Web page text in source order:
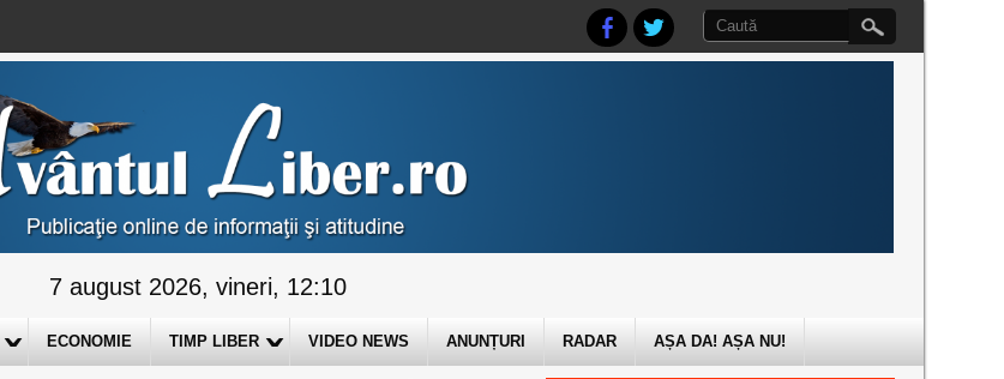
7 august 2026, vineri, 12:10
ECONOMIE TIMP LIBER VIDEO NEWS ANUNȚURI RADAR AȘA DA! AȘA NU!